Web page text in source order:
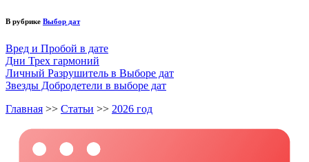
В рубрике Выбор дат
Вред и Пробой в дате
Дни Трех гармоний
Личный Разрушитель в Выборе дат
Звезды Добродетели в выборе дат
Главная >> Статьи >> 2026 год